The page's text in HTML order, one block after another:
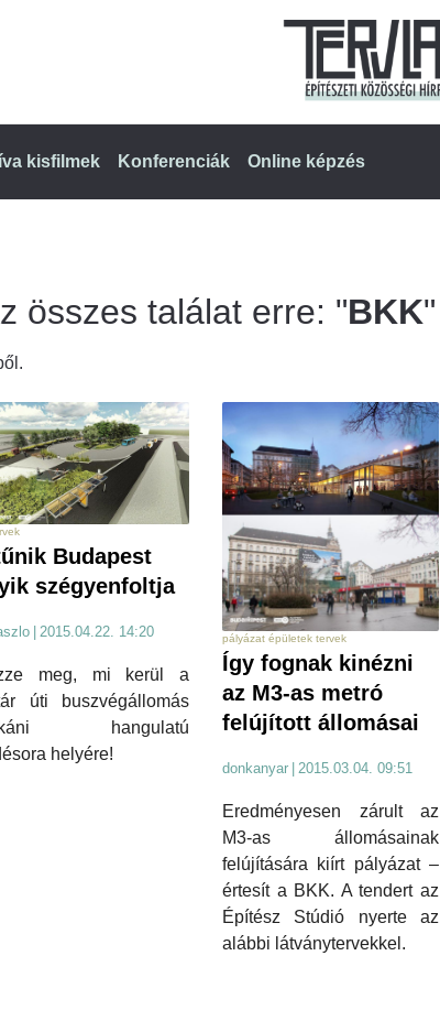
kisfilmek Konferenciák Online képzés
összes találat erre: "BKK"
Budapest
szégyenfoltja
2015.04.22. 14:20
meg, mi kerül a
úti buszvégállomás
hangulatú
helyére!
pályázat épületek tervek
Így fognak kinézni
az M3-as metró
felújított állomásai
donkanyar | 2015.03.04. 09:51
Eredményesen zárult az
M3-as állomásainak
felújítására kiírt pályázat –
értesít a BKK. A tendert az
Építész Stúdió nyerte az
alábbi látványtervekkel.